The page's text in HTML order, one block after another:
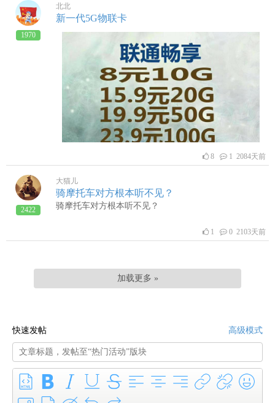
1970
北北
新一代5G物联卡
8 1 2084天前
2422
大猫儿
骑摩托车对方根本听不见？
骑摩托车对方根本听不见？
1 0 2103天前
加载更多 »
快速发帖 高级模式